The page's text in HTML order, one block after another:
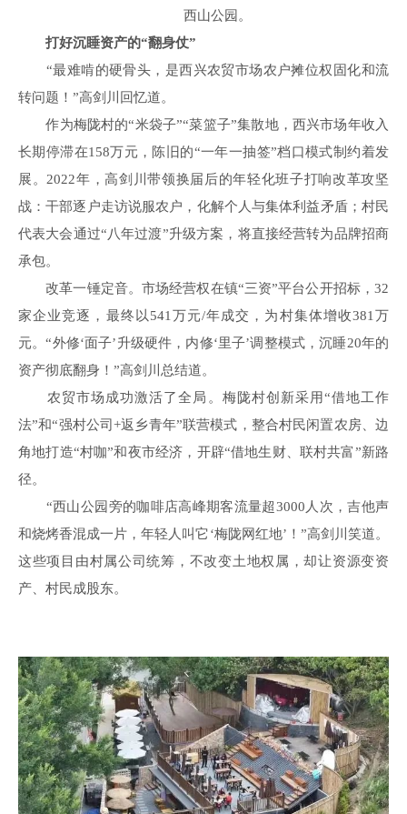
西山公园。
打好沉睡资产的“翻身仗”
“最难啃的硬骨头，是西兴农贸市场农户摊位权固化和流
转问题！”高剑川回忆道。
作为梅陇村的“米袋子”“菜篮子”集散地，西兴市场年收入
长期停滞在158万元，陈旧的“一年一抽签”档口模式制约着发
展。2022年，高剑川带领换届后的年轻化班子打响改革攻坚
战：干部逐户走访说服农户，化解个人与集体利益矛盾；村民
代表大会通过“八年过渡”升级方案，将直接经营转为品牌招商
承包。
改革一锤定音。市场经营权在镇“三资”平台公开招标，32
家企业竞逐，最终以541万元/年成交，为村集体增收381万
元。“外修‘面子’升级硬件，内修‘里子’调整模式，沉睡20年的
资产彻底翻身！”高剑川总结道。
农贸市场成功激活了全局。梅陇村创新采用“借地工作
法”和“强村公司+返乡青年”联营模式，整合村民闲置农房、边
角地打造“村咖”和夜市经济，开辟“借地生财、联村共富”新路
径。
“西山公园旁的咖啡店高峰期客流量超3000人次，吉他声
和烧烤香混成一片，年轻人叫它‘梅陇网红地’！”高剑川笑道。
这些项目由村属公司统筹，不改变土地权属，却让资源变资
产、村民成股东。